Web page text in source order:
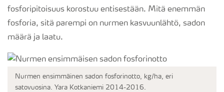
fosforipitoisuus korostuu entisestään. Mitä enemmän
fosforia, sitä parempi on nurmen kasvuunlähtö, sadon
määrä ja laatu.
Nurmen ensimmäinen sadon fosforinotto, kg/ha, eri
satovuosina. Yara Kotkaniemi 2014-2016.